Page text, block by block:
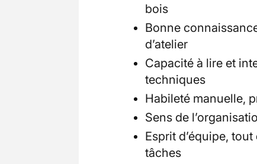
bois
Bonne
d’atelier
Capacité à lire et
techniques
Habileté manuelle,
Sens de
Esprit d’équipe,
tâches